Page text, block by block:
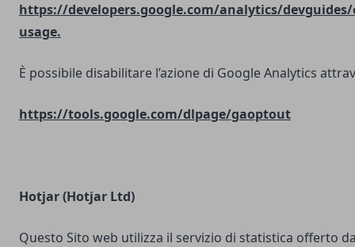
https://developers.google.com/analytics/
usage.
È possibile disabilitare l’azione di Google Analytics
https://tools.google.com/dlpage/gaoptout
Hotjar (Hotjar Ltd)
Questo Sito web utilizza il servizio di statistica offerto